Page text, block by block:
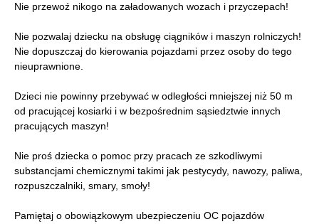
Nie przewoź nikogo na załadowanych wozach i przyczepach!
Nie pozwalaj dziecku na obsługę ciągników i maszyn rolniczych!
Nie dopuszczaj do kierowania pojazdami przez osoby do tego
nieuprawnione.
Dzieci nie powinny przebywać w odległości mniejszej niż 50 m
od pracującej kosiarki i w bezpośrednim sąsiedztwie innych
pracujących maszyn!
Nie proś dziecka o pomoc przy pracach ze szkodliwymi
substancjami chemicznymi takimi jak pestycydy, nawozy, paliwa,
rozpuszczalniki, smary, smoły!
Pamiętaj o obowiązkowym ubezpieczeniu OC pojazdów